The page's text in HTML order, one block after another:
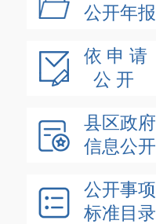
公开年报
依 申 请
公 开
县区政府
信息公开
公开事项
标准目录